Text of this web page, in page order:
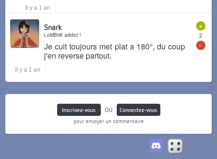
Il y a 1 an
+
2
-
Snark
LoMBriK addict !
Je cuit toujours met plat a 180°, du coup
j'en reverse partout.
Il y a 1 an
Inscrivez-vous ou
Connectez-vous
pour envoyer un commentaire